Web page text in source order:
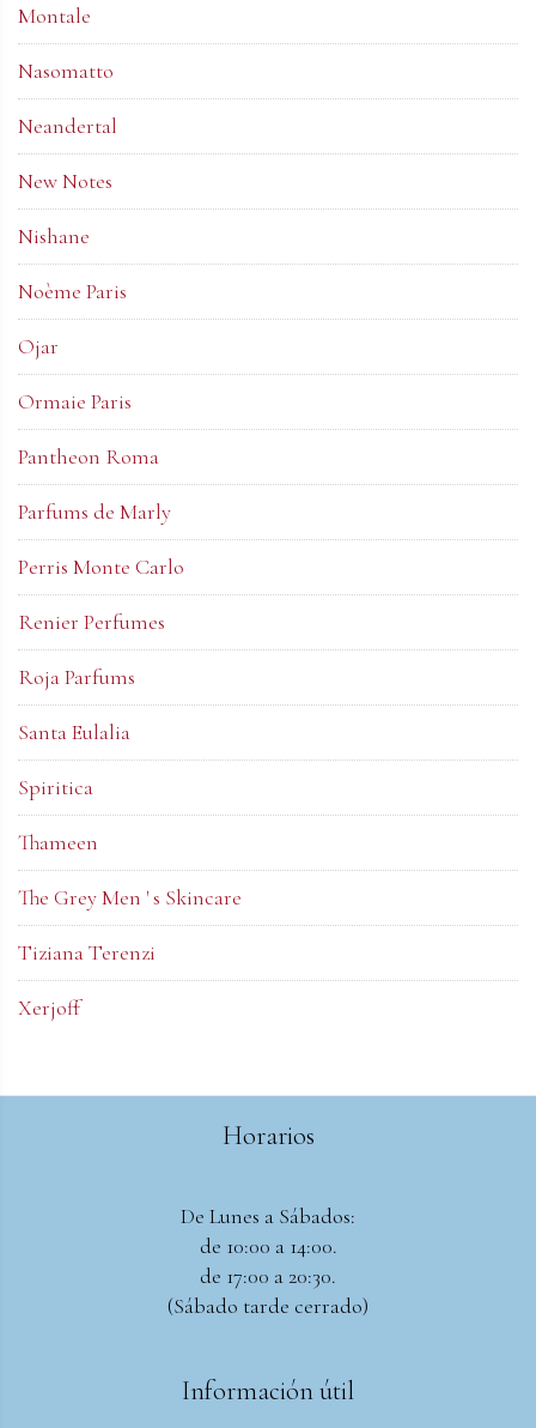
Montale
Nasomatto
Neandertal
New Notes
Nishane
Noème Paris
Ojar
Ormaie Paris
Pantheon Roma
Parfums de Marly
Perris Monte Carlo
Renier Perfumes
Roja Parfums
Santa Eulalia
Spiritica
Thameen
The Grey Men ' s Skincare
Tiziana Terenzi
Xerjoff
Horarios
De Lunes a Sábados:
de 10:00 a 14:00.
de 17:00 a 20:30.
(Sábado tarde cerrado)
Información útil